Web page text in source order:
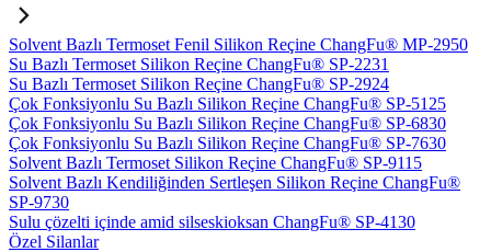
Solvent Bazlı Termoset Fenil Silikon Reçine ChangFu® MP-2950
Su Bazlı Termoset Silikon Reçine ChangFu® SP-2231
Su Bazlı Termoset Silikon Reçine ChangFu® SP-2924
Çok Fonksiyonlu Su Bazlı Silikon Reçine ChangFu® SP-5125
Çok Fonksiyonlu Su Bazlı Silikon Reçine ChangFu® SP-6830
Çok Fonksiyonlu Su Bazlı Silikon Reçine ChangFu® SP-7630
Solvent Bazlı Termoset Silikon Reçine ChangFu® SP-9115
Solvent Bazlı Kendiliğinden Sertleşen Silikon Reçine ChangFu®
SP-9730
Sulu çözelti içinde amid silseskioksan ChangFu® SP-4130
Özel Silanlar